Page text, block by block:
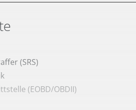
(SRS)
(EOBD/OBDII)